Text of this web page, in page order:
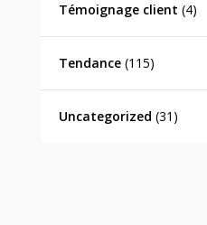
Témoignage client (4)
Tendance(115)
Uncategorized (31)